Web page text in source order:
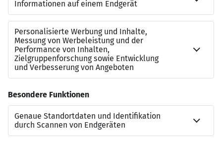
Wir freuen uns auf Ihre Bewerbung!
* Aus Gründen der besseren Lesbarkeit wird im
nachfolgenden Text auf die gleichzeitige Verwendung der
Sprachformen männlich, weiblich und divers (m⁠/⁠w⁠/⁠d)
verzichtet. Sämtliche
gleichermaßen für alle Geschlechter.
Lesen Sie hier unsere aktuelleDatenschutzerklärung.